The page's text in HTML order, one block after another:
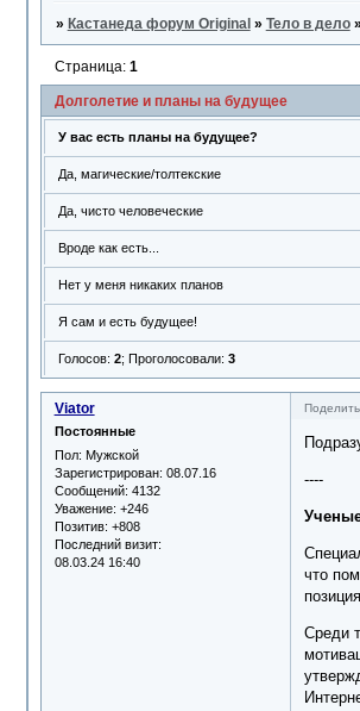
» Кастанеда форум Original » Тело в дело »
Долголетие и планы на будущее
Страница: 1
У вас есть планы на будущее?
Да, магические/толтекские
Да, чисто человеческие
Вроде как есть...
Нет у меня никаких планов
Я сам и есть будущее!
Голосов: 2; Проголосовали: 3
Viator
Постоянные
Пол: Мужской
Зарегистрирован: 08.07.16
Сообщений: 4132
Уважение: +246
Позитив: +808
Последний визит:
08.03.24 16:40
----
что
Среди